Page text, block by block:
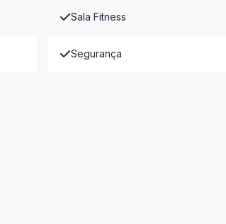
Sala Fitness
Segurança